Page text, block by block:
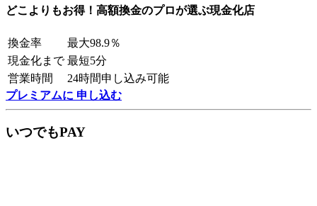
どこよりもお得！高額換金のプロが選ぶ現金化店
換金率
最大98.9％
現金化まで 最短5分
営業時間
24時間申し込み可能
プレミアムに 申し込む
いつでもPAY